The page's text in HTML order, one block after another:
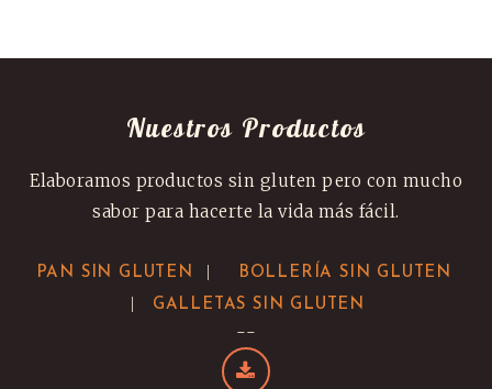
Nuestros Productos
Elaboramos productos sin gluten pero con mucho
sabor para hacerte la vida más fácil.
PAN SIN GLUTEN | BOLLERÍA SIN GLUTEN
| GALLETAS SIN GLUTEN
--